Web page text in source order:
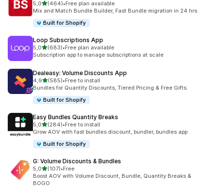
5,05 yıldız üzerinden
(464)
toplam 464 değerlendirme
•Free plan available
Mix and Match Bundle Builder, Fast Bundle migration in 24 hrs
Built for Shopify
Loop Subscriptions App
5,05 yıldız üzerinden
(683)
toplam 683 değerlendirme
•Free plan available
Subscription app to manage subscriptions at scale
Dealeasy: Volume Discounts App
4,95 yıldız üzerinden
(585)
toplam 585 değerlendirme
•Free to install
Bundles for Quantity Discounts, Tiered Pricing & Free Gifts.
Built for Shopify
Easy Bundles Quantity Breaks
5,05 yıldız üzerinden
(284)
toplam 284 değerlendirme
•Free to install
Grow AOV with fast bundles discount, bundler, bundles app
Built for Shopify
G: Volume Discounts & Bundles
5,05 yıldız üzerinden
(107)
toplam 107 değerlendirme
•Free
Boost AOV with Volume Discount, Bundle, Quantity Breaks &
BOGO